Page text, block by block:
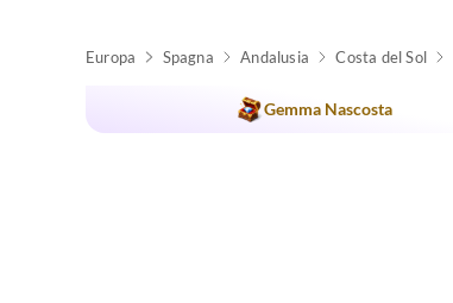
Europa Spagna Andalusia Costa del Sol
Gemma Nascosta